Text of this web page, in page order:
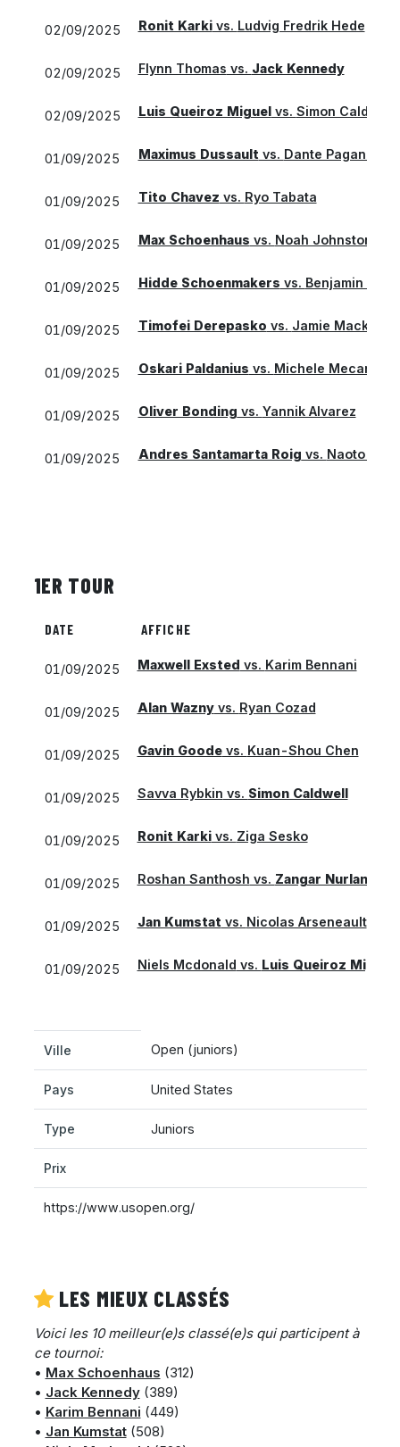
02/09/2025 Ronit Karkivs. Ludvig Fredrik Hede
02/09/2025 Flynn Thomas vs. Jack Kennedy
02/09/2025 Luis Queiroz Miguelvs. Simon Caldwell
01/09/2025 Maximus Dussault vs. Dante Pagani
01/09/2025 Tito Chavez vs. Ryo Tabata
01/09/2025 Max Schoenhaus vs. Noah Johnston
01/09/2025 Hidde Schoenmakers vs. Benjamin
01/09/2025 Timofei Derepasko vs. Jamie
01/09/2025 Oskari Paldanius vs. Michele Mecarelli
01/09/2025 Oliver Bonding vs. Yannik Alvarez
01/09/2025 Andres Santamarta Roig vs. Naoto
1ER TOUR
DATE AFFICHE
01/09/2025 Maxwell Exsted vs. Karim Bennani
01/09/2025 Alan Waznyvs. Ryan Cozad
01/09/2025 Gavin Goodevs. Kuan-Shou Chen
01/09/2025 Savva Rybkin vs. Simon Caldwell
01/09/2025 Ronit Karkivs. Ziga Sesko
01/09/2025 Roshan Santhosh vs. Zangar Nurlanuly
01/09/2025 Jan Kumstat vs. Nicolas Arseneault
01/09/2025 Niels Mcdonald vs. Luis Queiroz Miguel
Ville Open (juniors)
Pays United States
Type Juniors
Prix
https://www.usopen.org/
LES MIEUX CLASSÉS
Voici les 10 meilleur(e)s classé(e)s qui participent à
ce tournoi:
• Max Schoenhaus (312)
• Jack Kennedy(389)
• Karim Bennani (449)
• Jan Kumstat(508)